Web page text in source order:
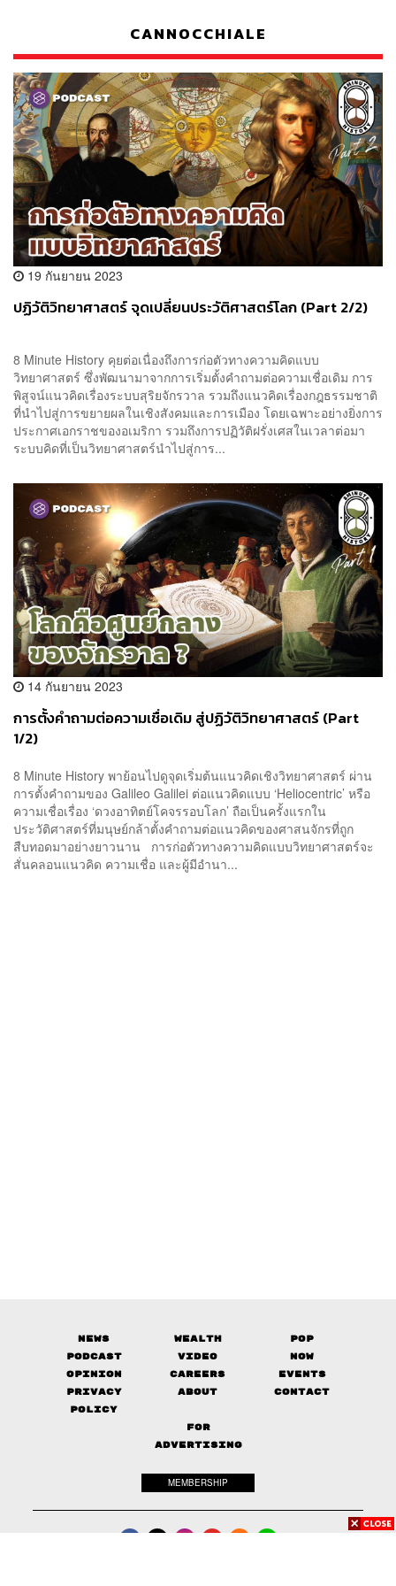
CANNOCCHIALE
19 กันยายน 2023
ปฏิวัติวิทยาศาสตร์ จุดเปลี่ยนประวัติศาสตร์โลก (Part 2/2)
8 Minute History คุยต่อเนื่องถึงการก่อตัวทางความคิดแบบ
วิทยาศาสตร์ ซึ่งพัฒนามาจากการเริ่มตั้งคำถามต่อความเชื่อเดิม การ
พิสูจน์แนวคิดเรื่องระบบสุริยจักรวาล รวมถึงแนวคิดเรื่องกฎธรรมชาติ
ที่นำไปสู่การขยายผลในเชิงสังคมและการเมือง โดยเฉพาะอย่างยิ่งการ
ประกาศเอกราชของอเมริกา รวมถึงการปฏิวัติฝรั่งเศสในเวลาต่อมา
ระบบคิดที่เป็นวิทยาศาสตร์นำไปสู่การ...
14 กันยายน 2023
การตั้งคำถามต่อความเชื่อเดิม สู่ปฏิวัติวิทยาศาสตร์ (Part
1/2)
8 Minute History พาย้อนไปดูจุดเริ่มต้นแนวคิดเชิงวิทยาศาสตร์ ผ่าน
การตั้งคำถามของ Galileo Galilei ต่อแนวคิดแบบ ‘Heliocentric’ หรือ
ความเชื่อเรื่อง ‘ดวงอาทิตย์โคจรรอบโลก’ ถือเป็นครั้งแรกใน
ประวัติศาสตร์ที่มนุษย์กล้าตั้งคำถามต่อแนวคิดของศาสนจักรที่ถูก
สืบทอดมาอย่างยาวนาน การก่อตัวทางความคิดแบบวิทยาศาสตร์จะ
สั่นคลอนแนวคิด ความเชื่อ และผู้มีอำนา...
News Wealth
Pop
Podcast
Video
Now
Opinion
Careers
Events
Privacy
Policy
About Contact
FOR
ADVERTISING
MEMBERSHIP